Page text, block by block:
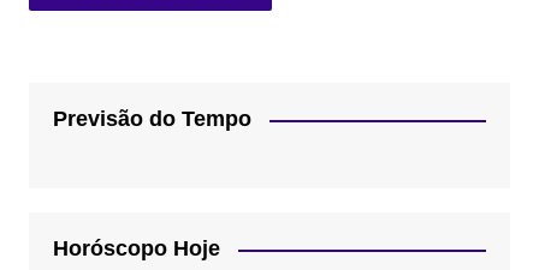
Previsão do Tempo
Horóscopo Hoje